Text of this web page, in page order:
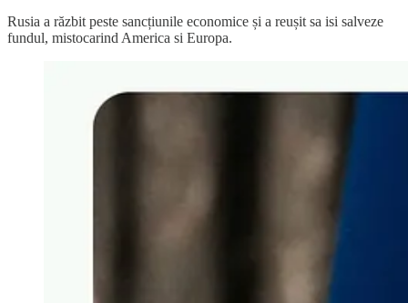
Rusia a răzbit peste sancțiunile economice și a reușit sa isi salveze
fundul, mistocarind America si Europa.